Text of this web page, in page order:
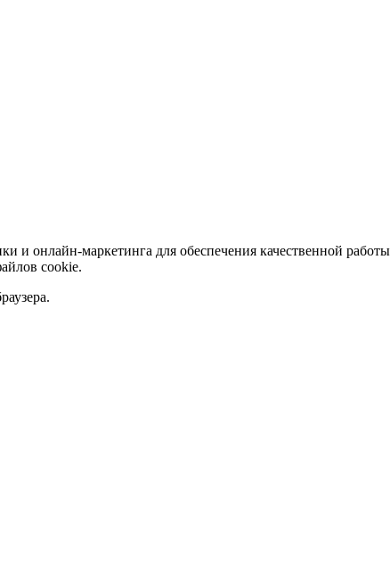
онлайн-маркетинга для обеспечения качественной
сookie.